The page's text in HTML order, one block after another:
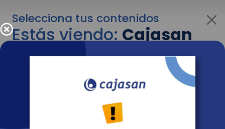
Selecciona tus contenidos
Estás viendo:Cajasan
para personas
Para cambiar al contenido de tu interés más
adelante recuerda utilizar el menú